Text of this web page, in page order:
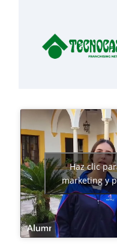
Haz clic
marketing y